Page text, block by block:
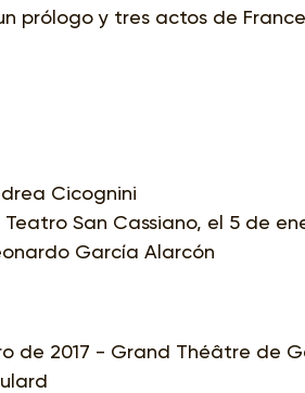
prólogo y tres actos de
Cicognini
San Cassiano, el 5 de
García Alarcón
de 2017 - Grand Théâtre de